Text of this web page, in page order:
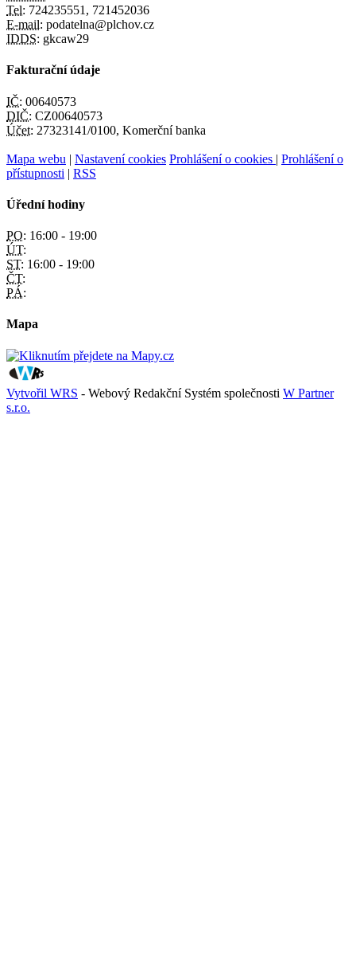
Tel: 724235551, 721452036
E-mail: podatelna@plchov.cz
IDDS: gkcaw29
Fakturační údaje
IČ: 00640573
DIČ: CZ00640573
Účet: 27323141/0100, Komerční banka
Mapa webu | Nastavení cookies Prohlášení o cookies | Prohlášení o
přístupnosti | RSS
Úřední hodiny
PO: 16:00 - 19:00
ÚT:
ST: 16:00 - 19:00
ČT:
PÁ:
Mapa
Vytvořil WRS - Webový Redakční Systém společnosti W Partner
s.r.o.